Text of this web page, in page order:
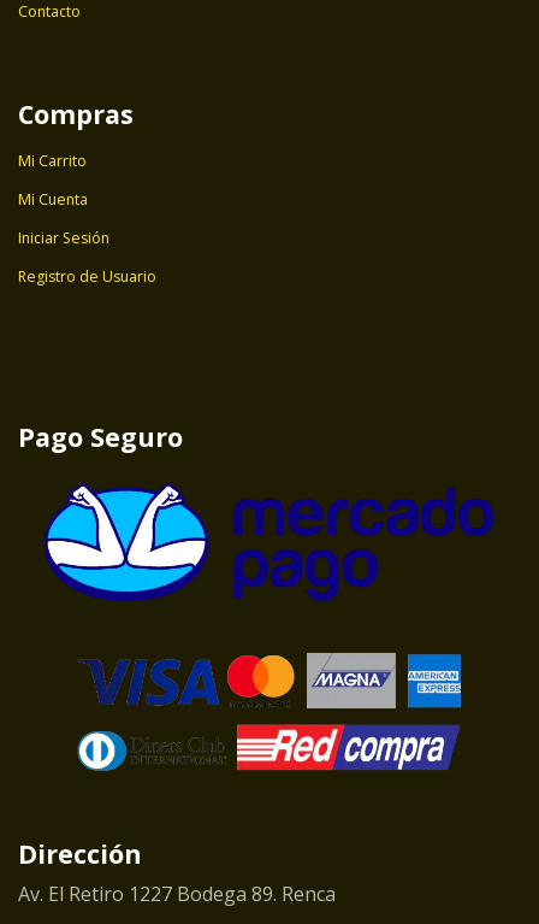
Contacto
Compras
Mi Carrito
Mi Cuenta
Iniciar Sesión
Registro de Usuario
Pago Seguro
Dirección
Av. El Retiro 1227 Bodega 89. Renca